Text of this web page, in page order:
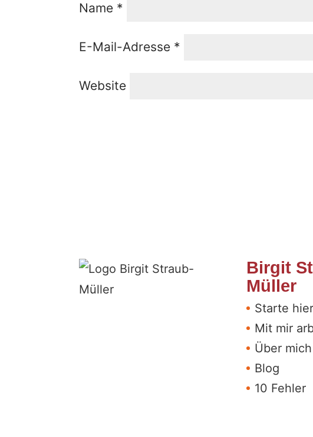
Name *
E-Mail-Adresse *
Website
Birgit
Müller
Starte
Mit mir
Über mich
Blog
10 Fehler